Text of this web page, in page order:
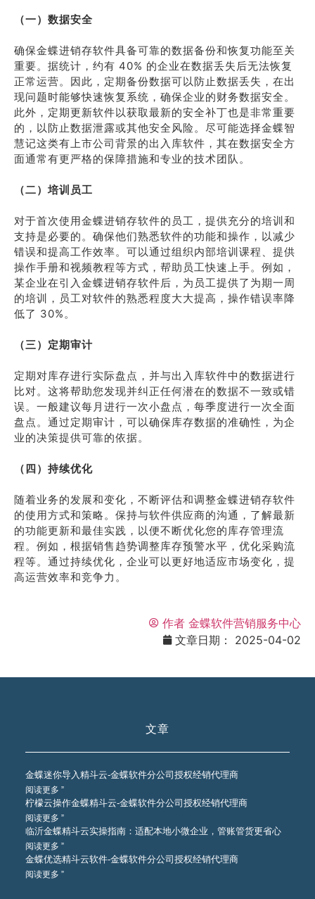
（一）数据安全
确保金蝶进销存软件具备可靠的数据备份和恢复功能至关
重要。据统计，约有 40% 的企业在数据丢失后无法恢复
正常运营。因此，定期备份数据可以防止数据丢失，在出
现问题时能够快速恢复系统，确保企业的财务数据安全。
此外，定期更新软件以获取最新的安全补丁也是非常重要
的，以防止数据泄露或其他安全风险。尽可能选择金蝶智
慧记这类有上市公司背景的出入库软件，其在数据安全方
面通常有更严格的保障措施和专业的技术团队。
（二）培训员工
对于首次使用金蝶进销存软件的员工，提供充分的培训和
支持是必要的。确保他们熟悉软件的功能和操作，以减少
错误和提高工作效率。可以通过组织内部培训课程、提供
操作手册和视频教程等方式，帮助员工快速上手。例如，
某企业在引入金蝶进销存软件后，为员工提供了为期一周
的培训，员工对软件的熟悉程度大大提高，操作错误率降
低了 30%。
（三）定期审计
定期对库存进行实际盘点，并与出入库软件中的数据进行
比对。这将帮助您发现并纠正任何潜在的数据不一致或错
误。一般建议每月进行一次小盘点，每季度进行一次全面
盘点。通过定期审计，可以确保库存数据的准确性，为企
业的决策提供可靠的依据。
（四）持续优化
随着业务的发展和变化，不断评估和调整金蝶进销存软件
的使用方式和策略。保持与软件供应商的沟通，了解最新
的功能更新和最佳实践，以便不断优化您的库存管理流
程。例如，根据销售趋势调整库存预警水平，优化采购流
程等。通过持续优化，企业可以更好地适应市场变化，提
高运营效率和竞争力。
作者 金蝶软件营销服务中心
文章日期：
2025-04-02
文章
金蝶迷你导入精斗云-金蝶软件分公司授权经销代理商
阅读更多 ”
柠檬云操作金蝶精斗云-金蝶软件分公司授权经销代理商
阅读更多 ”
临沂金蝶精斗云实操指南：适配本地小微企业，管账管货更省心
阅读更多 ”
金蝶优选精斗云软件-金蝶软件分公司授权经销代理商
阅读更多 ”